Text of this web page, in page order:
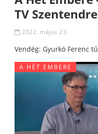
TV
2022. május 23.
Vendég: Gyurkó Ferenc
A HÉT EMBERE